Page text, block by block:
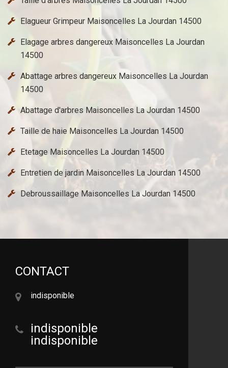
Elagueur Grimpeur Maisoncelles La Jourdan 14500
Elagage arbres dangereux Maisoncelles La Jourdan
14500
Abattage arbres dangereux Maisoncelles La Jourdan
14500
Abattage d'arbres Maisoncelles La Jourdan 14500
Taille de haie Maisoncelles La Jourdan 14500
Etetage Maisoncelles La Jourdan 14500
Entretien de jardin Maisoncelles La Jourdan 14500
Debroussaillage Maisoncelles La Jourdan 14500
CONTACT
indisponible
indisponible
indisponible